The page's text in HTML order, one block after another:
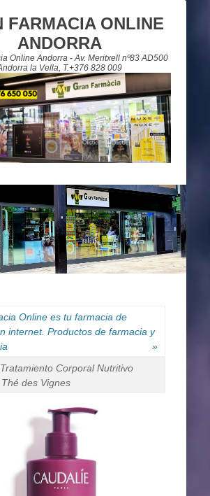
FARMACIA ONLINE
ANDORRA
Online Andorra - Av. Meritxell nº83 AD500
la Vella, T.+376 828 009
Online es tu farmacia de
internet. Productos de farmacia y
»
Corporal Nutritivo
des Vignes